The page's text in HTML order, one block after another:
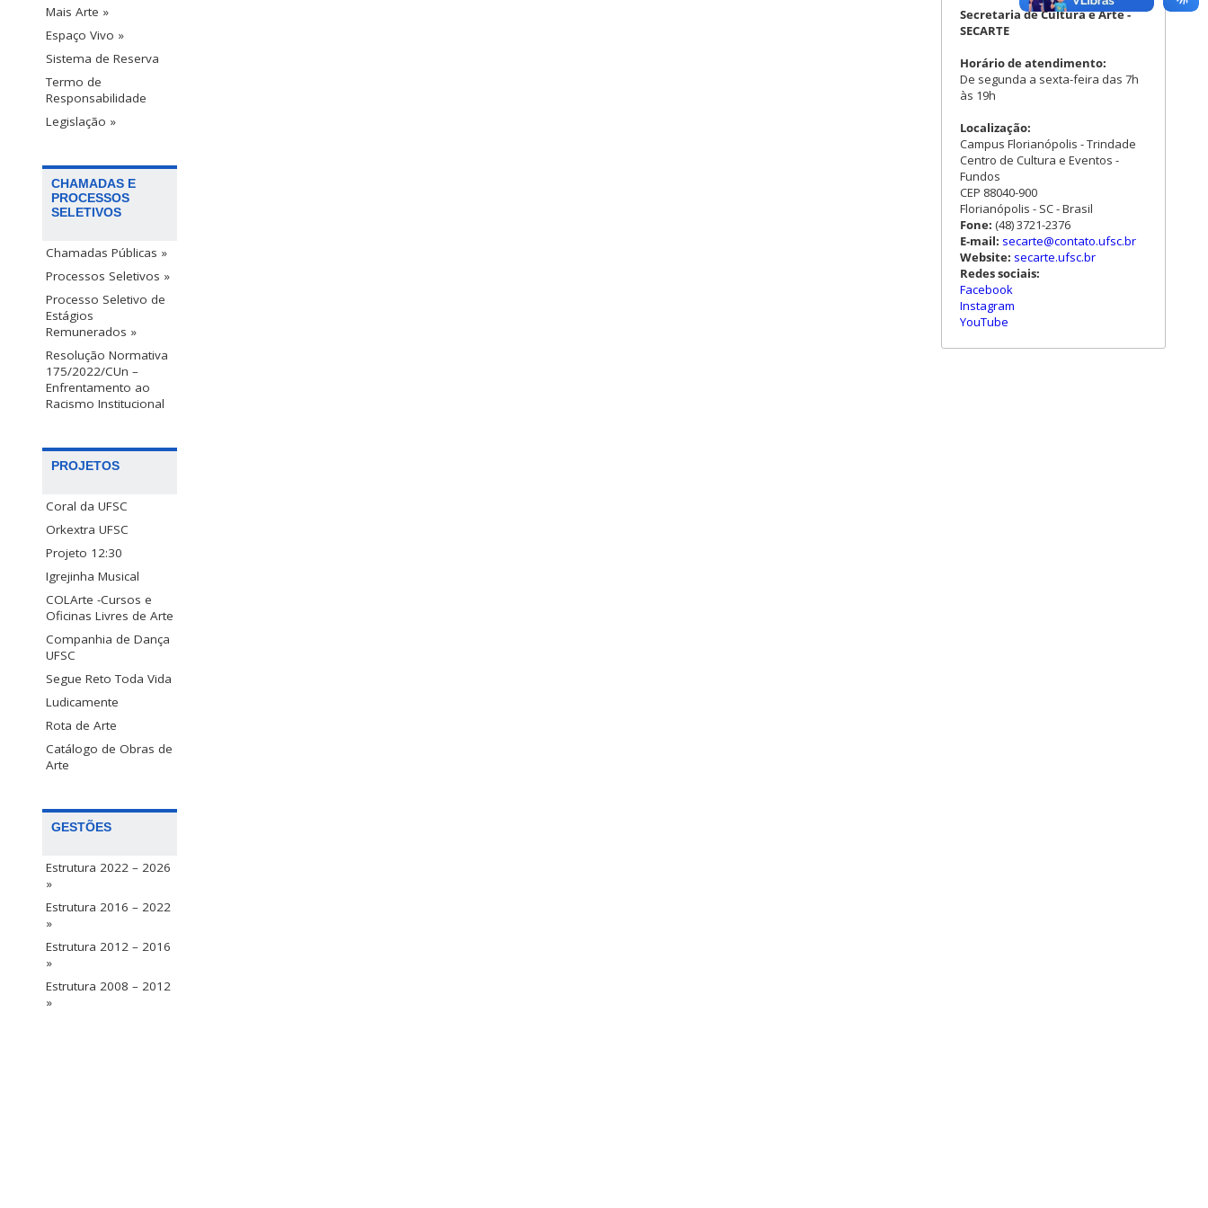
Mais Arte »
Espaço Vivo »
Sistema de Reserva
Termo de
Responsabilidade
Legislação »
CHAMADAS E
PROCESSOS
SELETIVOS
Chamadas Públicas »
Processos Seletivos »
Processo Seletivo de
Estágios
Remunerados »
Resolução Normativa
175/2022/CUn –
Enfrentamento ao
Racismo Institucional
PROJETOS
Coral da UFSC
Orkextra UFSC
Projeto 12:30
Igrejinha Musical
COLArte -Cursos e
Oficinas Livres de Arte
Companhia de Dança
UFSC
Segue Reto Toda Vida
Ludicamente
Rota de Arte
Catálogo de Obras de
Arte
GESTÕES
Estrutura 2022 – 2026
»
Estrutura 2016 – 2022
»
Estrutura 2012 – 2016
»
Estrutura 2008 – 2012
»
Secretaria de Cultura e Arte -
SECARTE
Horário de atendimento:
De segunda a sexta-feira das 7h
às 19h
Localização:
Campus Florianópolis - Trindade
Centro de Cultura e Eventos -
Fundos
CEP 88040-900
Florianópolis - SC - Brasil
Fone: (48) 3721-2376
E-mail: secarte@contato.ufsc.br
Website: secarte.ufsc.br
Redes sociais:
Facebook
Instagram
YouTube